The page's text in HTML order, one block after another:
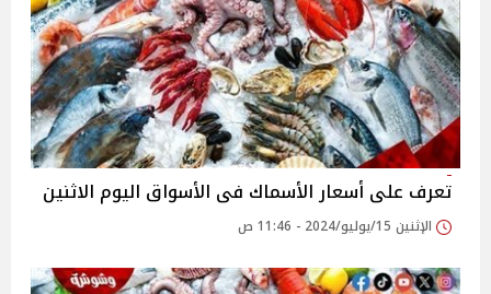
تعرف على أسعار الأسماك فى الأسواق اليوم الاثنين
الإثنين 15/يوليو/2024 - 11:46 ص